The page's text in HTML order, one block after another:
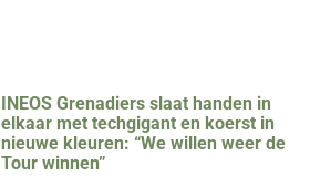
INEOS Grenadiers slaat handen in
elkaar met techgigant en koerst in
nieuwe kleuren: “We willen weer de
Tour winnen”